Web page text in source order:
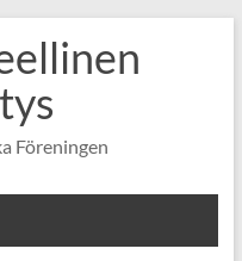
Föreningen